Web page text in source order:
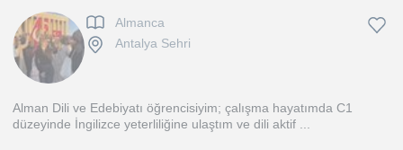
Almanca
Antalya Sehri
Alman Dili ve Edebiyatı öğrencisiyim; çalışma hayatımda C1
düzeyinde İngilizce yeterliliğine ulaştım ve dili aktif ...